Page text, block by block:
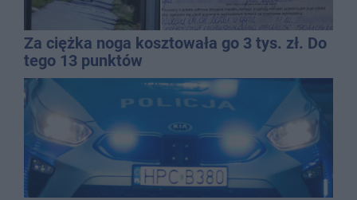
Za ciężka noga kosztowała go 3 tys. zł. Do
tego 13 punktów